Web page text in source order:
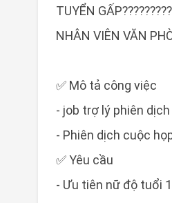
TUYỂN
NHÂN VIÊN VĂN
✅ Mô tả công việc
- job trợ lý phiên
- Phiên dịch cuộc
✅ Yêu cầu
- Ưu tiên nữ độ tuổi